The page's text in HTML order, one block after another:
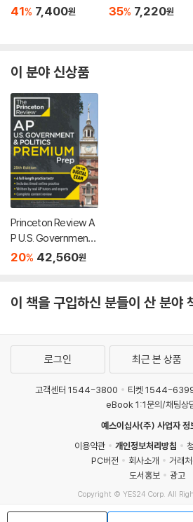
41% 7,400원 35% 7,220원
이 분야 신상품
Princeton Review A
P U.S. Government
& Politics Premium P
tal Practice Online +
20% 42,560원
이 책을 구입하신 분들이 산 분야
로그인 최근 본 상품
고객센터 1544-3800 티켓 1544-
eBook 1:1문의/채팅상
예스이십사(주) 사업자 정
이용약관
개인정보처리방침
PC버전
회사소개
거래
도서홍보
광고
Copyright © YES24 Corp. All